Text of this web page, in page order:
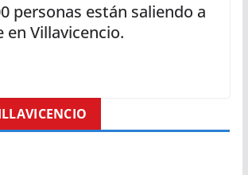
personas están saliendo a
en Villavicencio.